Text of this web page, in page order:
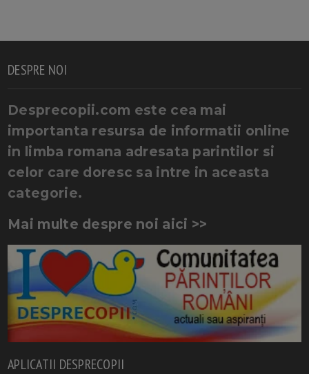
DESPRE NOI
Desprecopii.com este cea mai
importanta resursa de informatii online
in limba romana adresata parintilor si
celor care doresc sa intre in aceasta
categorie.
Mai multe despre noi aici >>
APLICATII DESPRECOPII